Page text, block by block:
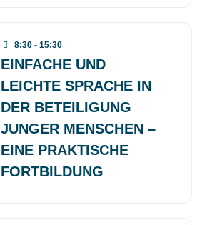
8:30 - 15:30
EINFACHE UND
LEICHTE SPRACHE IN
DER BETEILIGUNG
JUNGER MENSCHEN –
EINE PRAKTISCHE
FORTBILDUNG